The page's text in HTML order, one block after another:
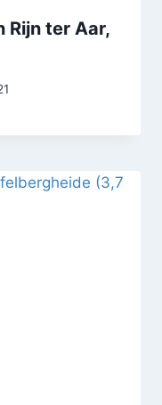
Rijn ter Aar,